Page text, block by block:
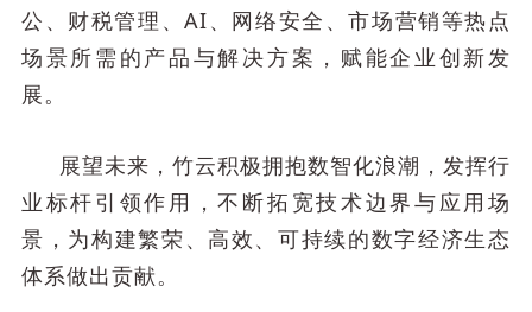
公、财税管理、AI、网络安全、市场营销等热点
场景所需的产品与解决方案，赋能企业创新发
展。
展望未来，竹云积极拥抱数智化浪潮，发挥行
业标杆引领作用，不断拓宽技术边界与应用场
景，为构建繁荣、高效、可持续的数字经济生态
体系做出贡献。